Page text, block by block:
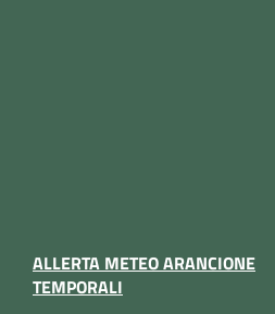
ALLERTA METEO ARANCIONE
TEMPORALI